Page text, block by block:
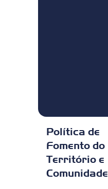
Política de
Fomento do
Território e
Comunidade